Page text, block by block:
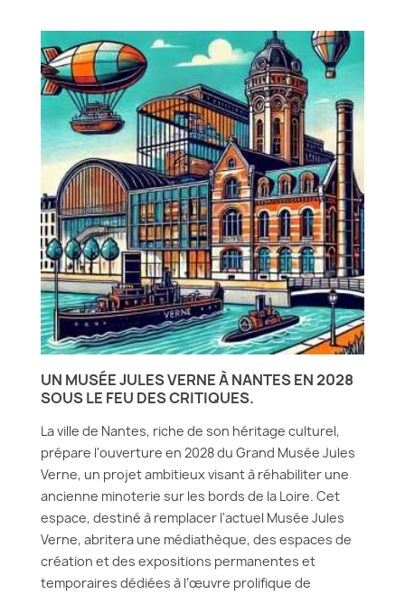
UN MUSÉE JULES VERNE À NANTES EN 2028
SOUS LE FEU DES CRITIQUES.
La ville de Nantes, riche de son héritage culturel,
prépare l'ouverture en 2028 du Grand Musée Jules
Verne, un projet ambitieux visant à réhabiliter une
ancienne minoterie sur les bords de la Loire. Cet
espace, destiné à remplacer l'actuel Musée Jules
Verne, abritera une médiathèque, des espaces de
création et des expositions permanentes et
temporaires dédiées à l’œuvre prolifique de